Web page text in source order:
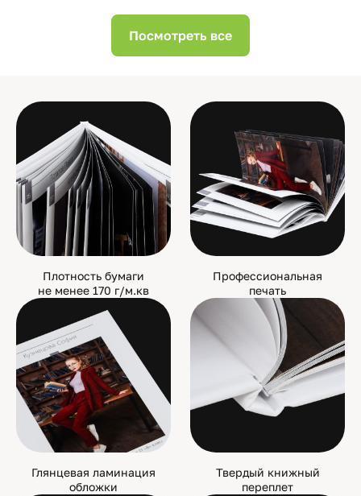
Посмотреть все
Плотность бумаги
не менее 170 г/м.кв
Профессиональная
печать
Глянцевая ламинация
обложки
Твердый книжный
переплет